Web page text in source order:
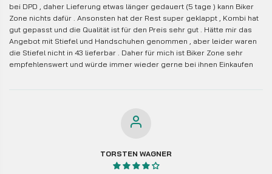
bei DPD , daher Lieferung etwas länger gedauert (5 tage ) kann Biker
Zone nichts dafür . Ansonsten hat der Rest super geklappt , Kombi hat
gut gepasst und die Qualität ist für den Preis sehr gut . Hätte mir das
Angebot mit Stiefel und Handschuhen genommen , aber leider waren
die Stiefel nicht in 43 lieferbar . Daher für mich ist Biker Zone sehr
empfehlenswert und würde immer wieder gerne bei ihnen Einkaufen
TORSTEN WAGNER